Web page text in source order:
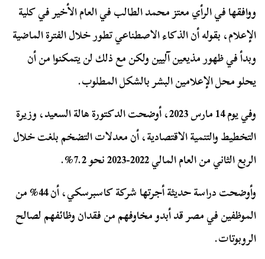
ووافقها في الرأي معتز محمد الطالب في العام الأخير في كلية
الإعلام، بقوله أن الذكاء الاصطناعي تطور خلال الفترة الماضية
وبدأ في ظهور مذيعين آليين ولكن مع ذلك لن يتمكنوا من أن
يحلو محل الإعلامين البشر بالشكل المطلوب.
وفي يوم 14 مارس 2023، أوضحت الدكتورة هالة السعيد، وزيرة
التخطيط والتنمية الاقتصادية، أن معدلات التضخم بلغت خلال
الربع الثاني من العام المالي 2022-2023 نحو 7.2%.
وأوضحت دراسة حديثة أجرتها شركة كاسبرسكي، أن 44% من
الموظفين في مصر قد أبدو مخاوفهم من فقدان وظائفهم لصالح
الروبوتات.